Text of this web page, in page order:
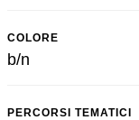
COLORE
b/n
PERCORSI TEMATICI